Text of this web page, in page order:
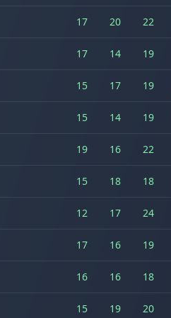
17 20 22
17 14 19
15 17 19
15 14 19
19 16 22
15 18 18
12 17 24
17 16 19
16 16 18
15 19 20